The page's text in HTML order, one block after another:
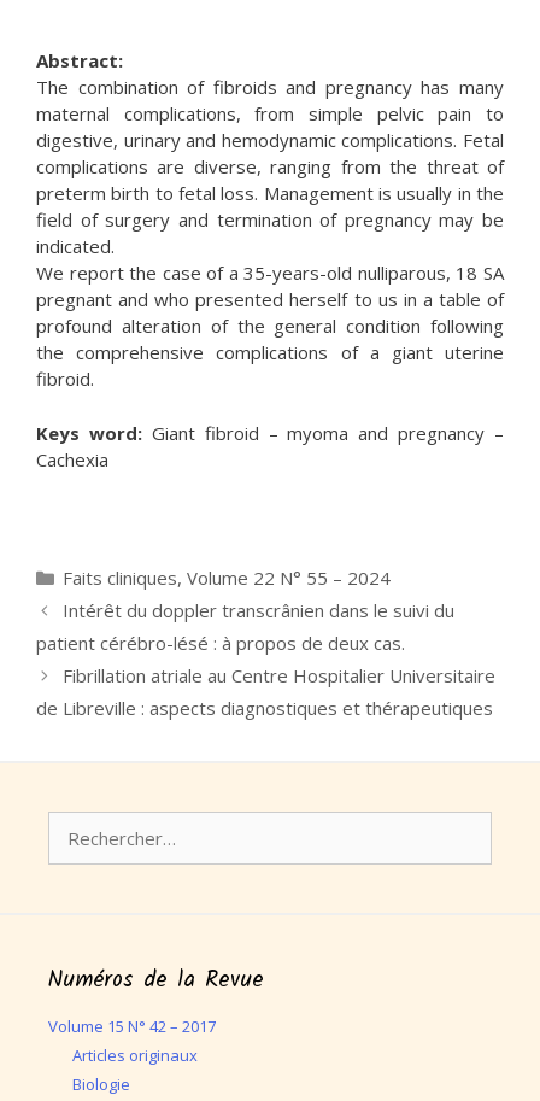
Abstract:
The combination of fibroids and pregnancy has many
maternal complications, from simple pelvic pain to
digestive, urinary and hemodynamic complications. Fetal
complications are diverse, ranging from the threat of
preterm birth to fetal loss. Management is usually in the
field of surgery and termination of pregnancy may be
indicated.
We report the case of a 35-years-old nulliparous, 18 SA
pregnant and who presented herself to us in a table of
profound alteration of the general condition following
the comprehensive complications of a giant uterine
fibroid.
Keys word:Giant fibroid – myoma and pregnancy –
Cachexia
Catégories
Faits cliniques, Volume 22 N° 55 – 2024
Intérêt du doppler transcrânien dans le suivi du
patient cérébro-lésé : à propos de deux cas.
Fibrillation atriale au Centre Hospitalier Universitaire
de Libreville : aspects diagnostiques et thérapeutiques
Numéros de la Revue
Volume 15 N° 42 – 2017
Articles originaux
Biologie